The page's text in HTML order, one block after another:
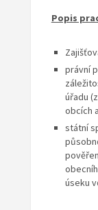
Popis
právní
úřadu
obcích
státní
úseku